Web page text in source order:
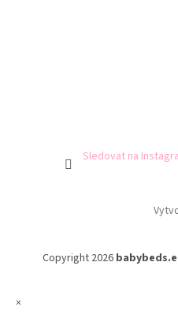
Sledovat na
Copyright 2026
×